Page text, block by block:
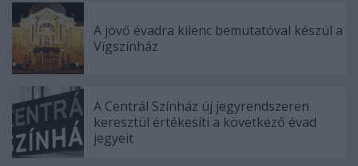
A jövő évadra kilenc bemutatóval készül a
Vígszínház
A Centrál Színház új jegyrendszeren
keresztül értékesíti a következő évad
jegyeit